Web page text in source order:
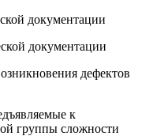
документации
документации
дефектов
к
группы сложности